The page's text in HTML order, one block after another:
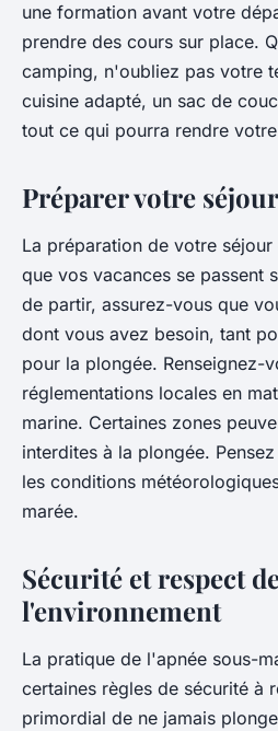
une formation avant votre
prendre des cours sur place.
camping, n'oubliez pas votre
cuisine adapté, un sac de
tout ce qui pourra rendre
Préparer votre séjour
La préparation de votre
que vos vacances se passent
de partir, assurez-vous que
dont vous avez besoin, tant
pour la plongée. Renseignez-
réglementations locales en
marine. Certaines zones
interdites à la plongée.
les conditions
marée.
Sécurité et respect
l'environnement
La pratique de l'apnée sous-
certaines règles de sécurité à
primordial de ne jamais